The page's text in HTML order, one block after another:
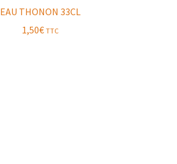
EAU THONON 33CL
1,50€ TTC